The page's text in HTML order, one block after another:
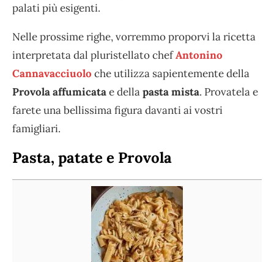
palati più esigenti.
Nelle prossime righe, vorremmo proporvi la ricetta
interpretata dal pluristellato chefAntonino
Cannavacciuolo che utilizza sapientemente della
Provola affumicatae dellapasta mista. Provatela e
farete una bellissima figura davanti ai vostri
famigliari.
Pasta, patate e Provola